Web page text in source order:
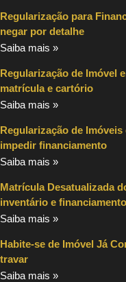
Regularização para
negar por detalhe
Saiba mais »
Regularização de Imóvel
matrícula e cartório
Saiba mais »
Regularização de
impedir financiamento
Saiba mais »
Matrícula Desatualizada
inventário e financiamento
Saiba mais »
Habite-se de Imóvel Já
travar
Saiba mais »